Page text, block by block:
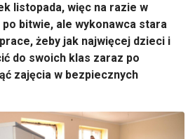
listopada, więc na razie w
bitwie, ale wykonawca stara
żeby jak najwięcej dzieci i
ć do swoich klas zaraz po
zajęcia w bezpiecznych